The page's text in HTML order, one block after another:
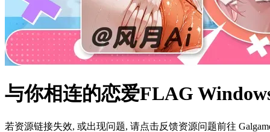
与你相连的恋爱FLAG
若资源链接失效, 或出现问题, 请点击反馈资源问题前往